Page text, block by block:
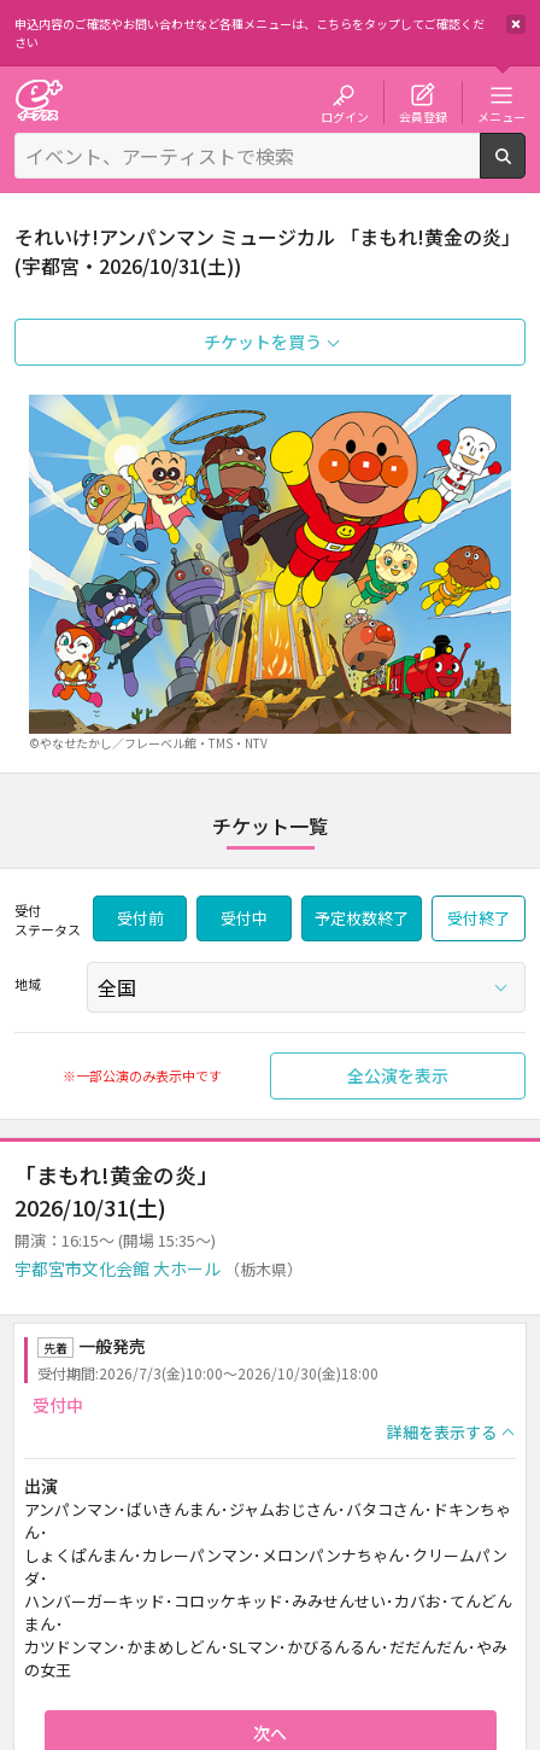
申込内容のご確認やお問い合わせなど各種メニューは、 こちらをタップしてご確認くだ
さい
ログイン 会員登録 メニュー
それいけ!アンパンマン ミュージカル 「まもれ!黄金の炎」
(宇都宮・2026/10/31(土))
チケットを買う
©やなせたかし／フレーベル館・TMS・NTV
チケット一覧
受付
ステータス
受付前 受付中 予定枚数終了 受付終了
地域
※一部公演のみ表示中です 全公演を表示
「まもれ!黄金の炎」
2026/10/31(土)
開演：16:15～ (開場 15:35～)
宇都宮市文化会館 大ホール （栃木県）
先着 一般発売
受付期間:2026/7/3(金)10:00～2026/10/30(金)18:00
受付中
詳細を表示する
出演
アンパンマン･ばいきんまん･ジャムおじさん･バタコさん･ドキンちゃ
ん･
しょくぱんまん･カレーパンマン･メロンパンナちゃん･クリームパン
ダ･
ハンバーガーキッド･コロッケキッド･みみせんせい･カバお･てんどん
まん･
カツドンマン･かまめしどん･SLマン･かびるんるん･だだんだん･やみ
の女王
次へ